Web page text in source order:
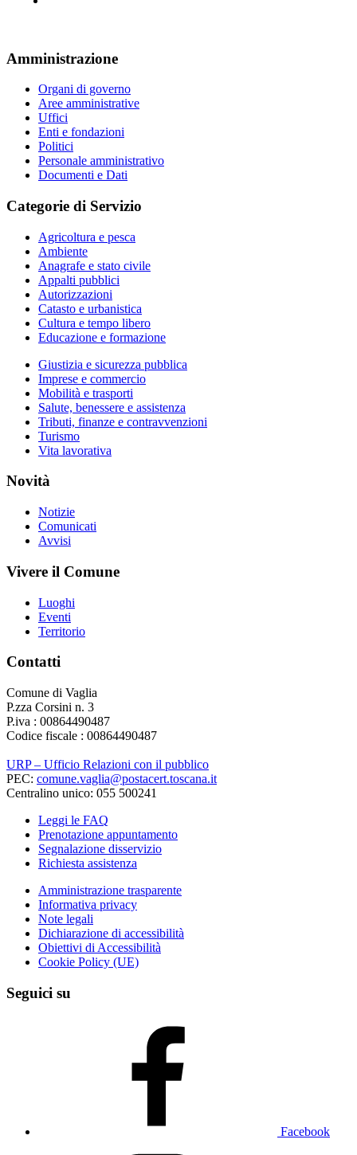
Amministrazione
Organi di governo
Aree amministrative
Uffici
Enti e fondazioni
Politici
Personale amministrativo
Documenti e Dati
Categorie di Servizio
Agricoltura e pesca
Ambiente
Anagrafe e stato civile
Appalti pubblici
Autorizzazioni
Catasto e urbanistica
Cultura e tempo libero
Educazione e formazione
Giustizia e sicurezza pubblica
Imprese e commercio
Mobilità e trasporti
Salute, benessere e assistenza
Tributi, finanze e contravvenzioni
Turismo
Vita lavorativa
Novità
Notizie
Comunicati
Avvisi
Vivere il Comune
Luoghi
Eventi
Territorio
Contatti
Comune di Vaglia
P.zza Corsini n. 3
P.iva : 00864490487
Codice fiscale : 00864490487
URP – Ufficio Relazioni con il pubblico
PEC: comune.vaglia@postacert.toscana.it
Centralino unico: 055 500241
Leggi le FAQ
Prenotazione appuntamento
Segnalazione disservizio
Richiesta assistenza
Amministrazione trasparente
Informativa privacy
Note legali
Dichiarazione di accessibilità
Obiettivi di Accessibilità
Cookie Policy (UE)
Seguici su
Facebook